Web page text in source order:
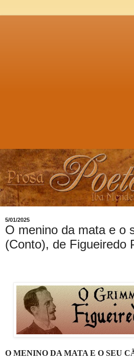
5/01/2025
O menino da mata e o
(Conto), de Figueiredo
O MENINO DA MATA E O SEU